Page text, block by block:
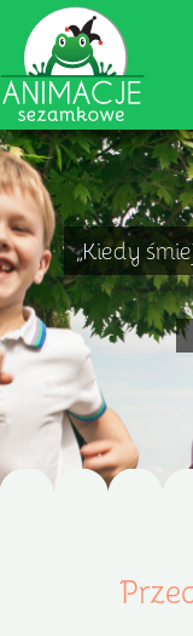
content
„Kiedy